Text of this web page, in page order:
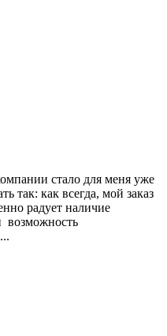
стало для меня уже
так: как всегда, мой заказ
радует наличие
возможность